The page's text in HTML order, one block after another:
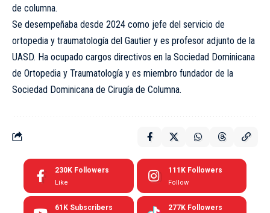
de columna.
Se desempeñaba desde 2024 como jefe del servicio de
ortopedia y traumatología del Gautier y es profesor adjunto de la
UASD. Ha ocupado cargos directivos en la Sociedad Dominicana
de Ortopedia y Traumatología y es miembro fundador de la
Sociedad Dominicana de Cirugía de Columna.
230K Followers
Like
111K Followers
Follow
61K Subscribers 277K Followers